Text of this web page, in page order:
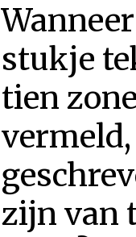
stukje
tien
zijn van